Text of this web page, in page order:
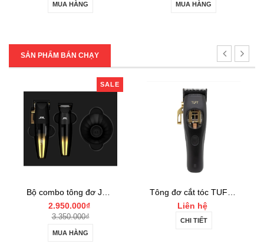
MUA HÀNG MUA HÀNG
SẢN PHẨM BÁN CHẠY
SALE
2.950.000₫
3.350.000₫
MUA HÀNG
Liên hệ
CHI TIẾT